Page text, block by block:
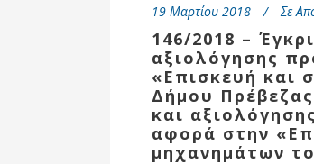
19 Μαρτίου 2018 Σε
146/2018 –
αξιολόγησης
«Επισκευή και
Δήμου
και
αφορά στην
μηχανημάτων